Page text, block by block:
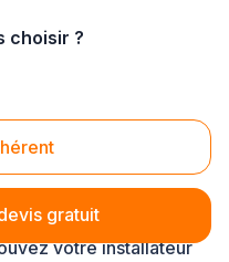
choisir ?
gratuit
votre installateur